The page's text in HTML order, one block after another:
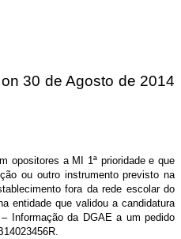
on30 de Agosto de 2014
opositores a MI 1ª prioridade e que
ou outro instrumento previsto na
fora da rede escolar do
entidade que validou a candidatura
Informação da DGAE a um pedido